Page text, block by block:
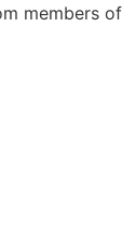
members